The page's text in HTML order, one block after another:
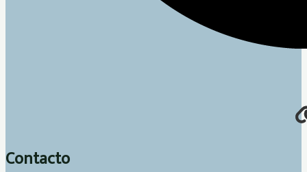
Contacto